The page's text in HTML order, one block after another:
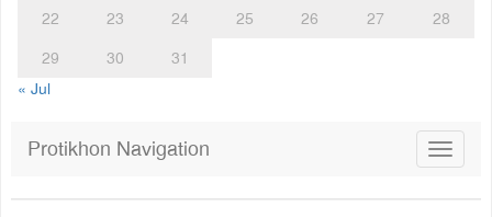
22
23 24 25 26 27
28
29
30
31
« Jul
Toggle
Protikhon Navigation